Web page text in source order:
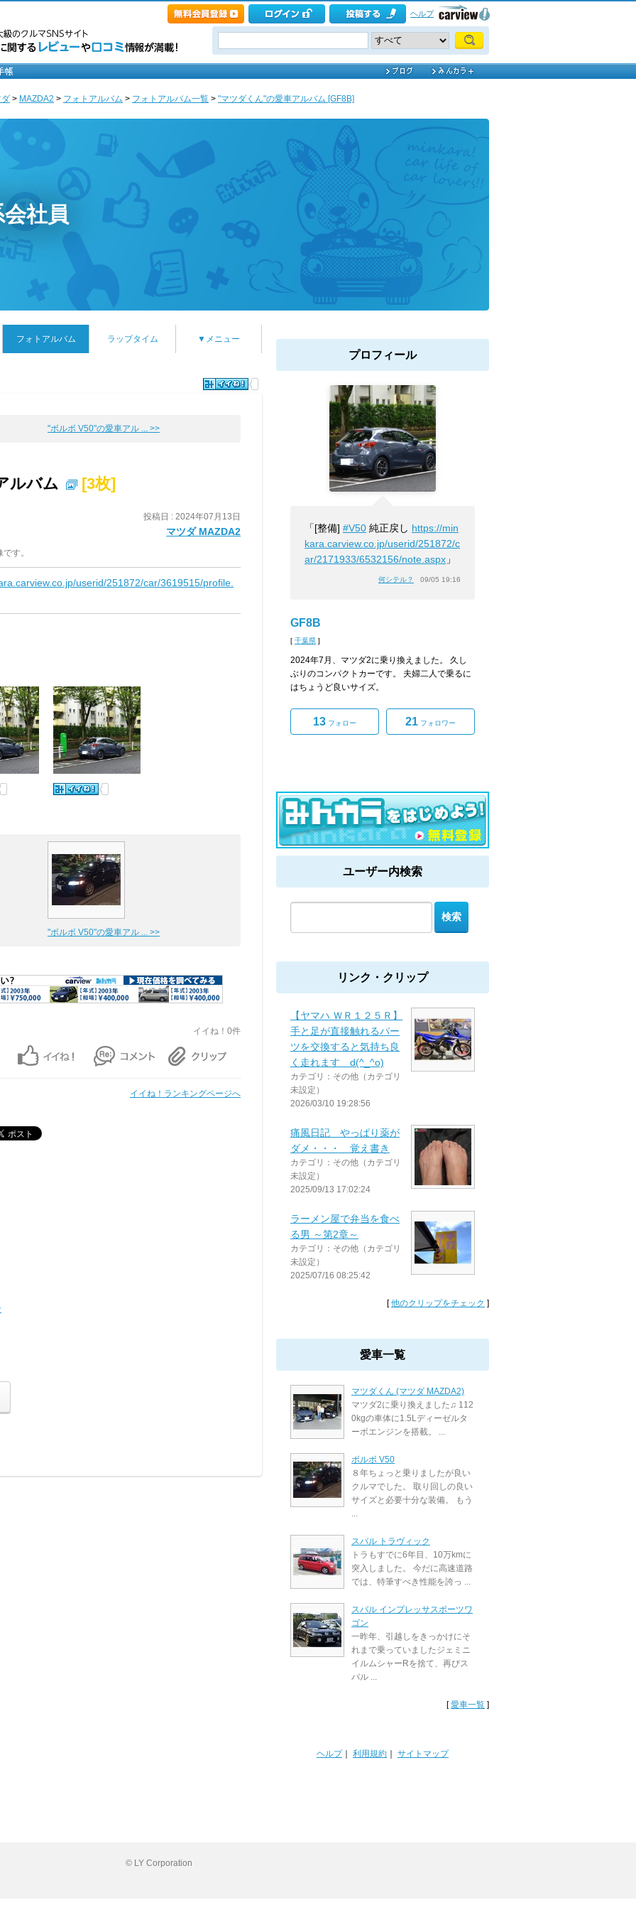
ヘルプ
> MAZDA2 > フォトアルバム > フォトアルバム一覧 > "マツダくん"の愛車アルバム [GF8B]
社員
フォトアルバム ラップタイム ▼メニュー
"ボルボ V50"の愛車アル ... >>
ルバム [3枚]
投稿日 : 2024年07月13日
マツダ MAZDA2
す。
userid/251872/car/3619515/profile.
"ボルボ V50"の愛車アル ... >>
イイね！0件
イイね！ランキングページへ
プロフィール
「[整備] #V50 純正戻し https://min
kara.carview.co.jp/userid/251872/c
ar/2171933/6532156/note.aspx 」
何シテル？ 09/05 19:16
GF8B
[ 千葉県 ]
2024年7月、マツダ2に乗り換えました。 久し
ぶりのコンパクトカーです。 夫婦二人で乗るに
はちょうど良いサイズ。
13 フォロー 21 フォロワー
ユーザー内検索
リンク・クリップ
【ヤマハ ＷＲ１２５Ｒ】
手と足が直接触れるパー
ツを交換すると気持ち良
く走れます d(^_^o)
カテゴリ：その他（カテゴリ
未設定）
2026/03/10 19:28:56
痛風日記 やっぱり薬が
ダメ・・・ 覚え書き
カテゴリ：その他（カテゴリ
未設定）
2025/09/13 17:02:24
ラーメン屋で弁当を食べ
る男 ～第2章～
カテゴリ：その他（カテゴリ
未設定）
2025/07/16 08:25:42
[他のクリップをチェック ]
愛車一覧
マツダくん (マツダ MAZDA2)
マツダ2に乗り換えました♫ 112
0kgの車体に1.5Lディーゼルタ
ーボエンジンを搭載。 ...
ボルボ V50
８年ちょっと乗りましたが良い
クルマでした。 取り回しの良い
サイズと必要十分な装備。 もう
...
スバル トラヴィック
トラもすでに6年目、10万kmに
突入しました。 今だに高速道路
では、特筆すべき性能を誇っ ...
スバル インプレッサスポーツワ
ゴン
一昨年、引越しをきっかけにそ
れまで乗っていましたジェミニ
イルムシャーRを捨て、再びス
バル ...
[愛車一覧 ]
ヘルプ｜ 利用規約 サイトマップ
© LY Corporation